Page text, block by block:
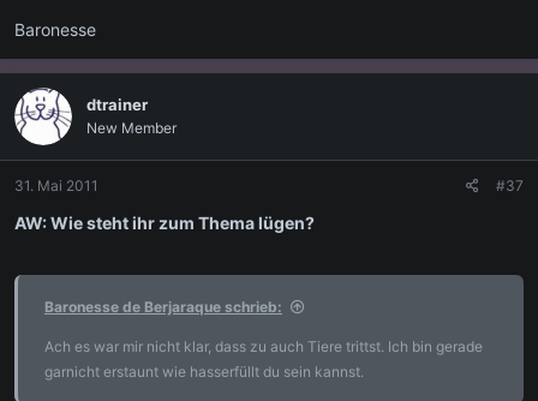
Baronesse
dtrainer
New Member
31. Mai 2011 #37
AW: Wie steht ihr zum Thema lügen?
Baronesse de Berjaraque schrieb:
Ach es war mir nicht klar, dass zu auch Tiere trittst. Ich bin gerade
garnicht erstaunt wie hasserfüllt du sein kannst.